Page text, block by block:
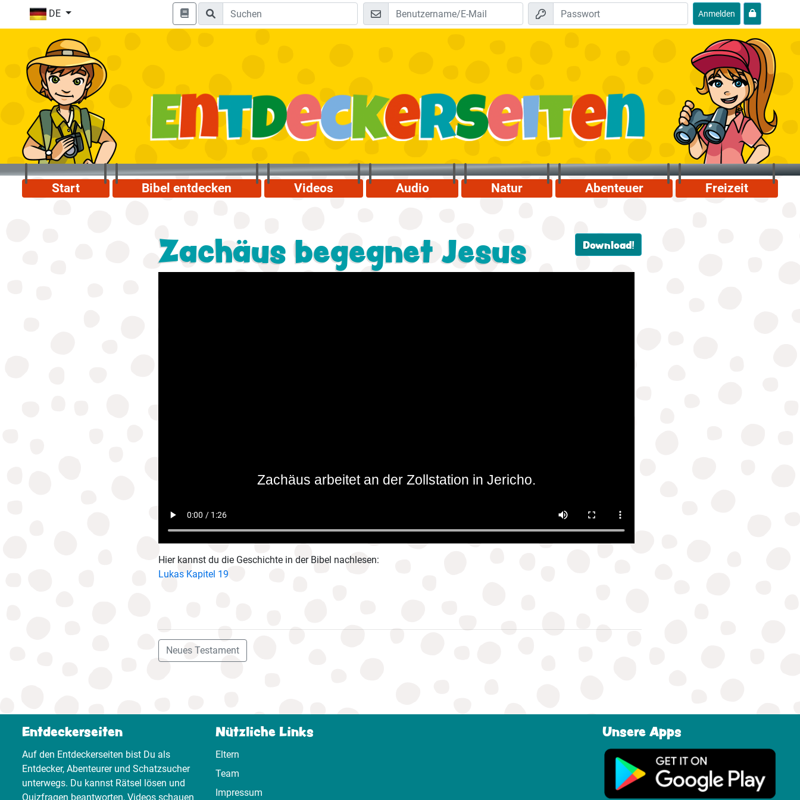
DE Anmelden
Start Bibel entdecken Videos Audio Natur Abenteuer Freizeit
Zachäus begegnet Jesus Download!
Hier kannst du die Geschichte in der Bibel nachlesen:
Lukas Kapitel 19
Neues Testament
Entdeckerseiten
Auf den Entdeckerseiten bist Du als
Entdecker, Abenteurer und Schatzsucher
unterwegs. Du kannst Rätsel lösen und
Quizfragen beantworten, Videos schauen
Nützliche Links
Eltern
Team
Impressum
Unsere Apps